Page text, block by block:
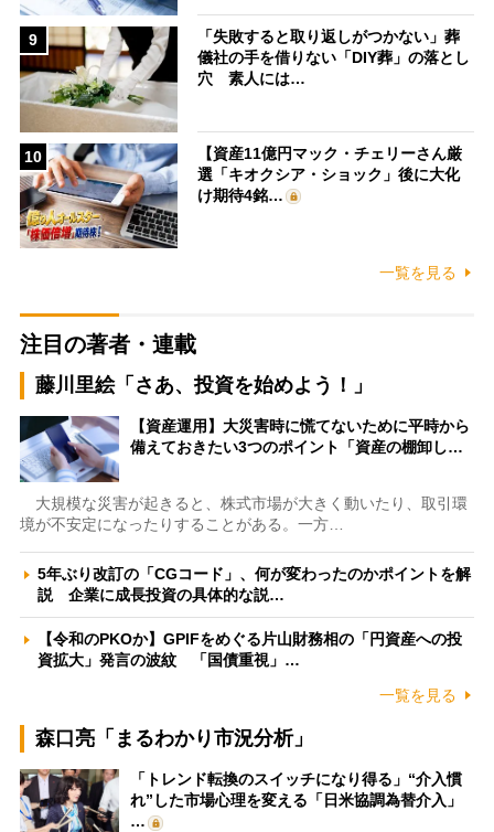
9
「失敗すると取り返しがつかない」葬
儀社の手を借りない「DIY葬」の落とし
穴 素人には…
10
【資産11億円マック・チェリーさん厳
選「キオクシア・ショック」後に大化
け期待4銘…
一覧を見る
注目の著者・連載
藤川里絵「さあ、投資を始めよう！」
【資産運用】大災害時に慌てないために平時から
備えておきたい3つのポイント「資産の棚卸し…
大規模な災害が起きると、株式市場が大きく動いたり、取引環
境が不安定になったりすることがある。一方…
5年ぶり改訂の「CGコード」、何が変わったのかポイントを解
説 企業に成長投資の具体的な説…
【令和のPKOか】GPIFをめぐる片山財務相の「円資産への投
資拡大」発言の波紋 「国債重視」…
一覧を見る
森口亮「まるわかり市況分析」
「トレンド転換のスイッチになり得る」“介入慣
れ”した市場心理を変える「日米協調為替介入」
…